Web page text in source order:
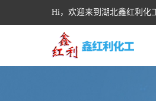
Hi，欢迎来到湖北鑫红利化